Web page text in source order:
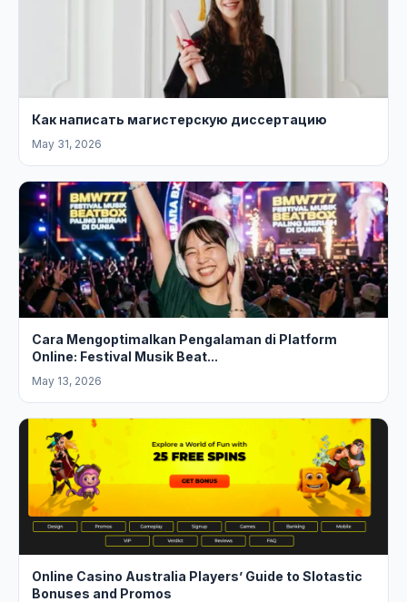
Как написать магистерскую диссертацию
May 31, 2026
Cara Mengoptimalkan Pengalaman di Platform
Online: Festival Musik Beat...
May 13, 2026
Online Casino Australia Players’ Guide to Slotastic
Bonuses and Promos